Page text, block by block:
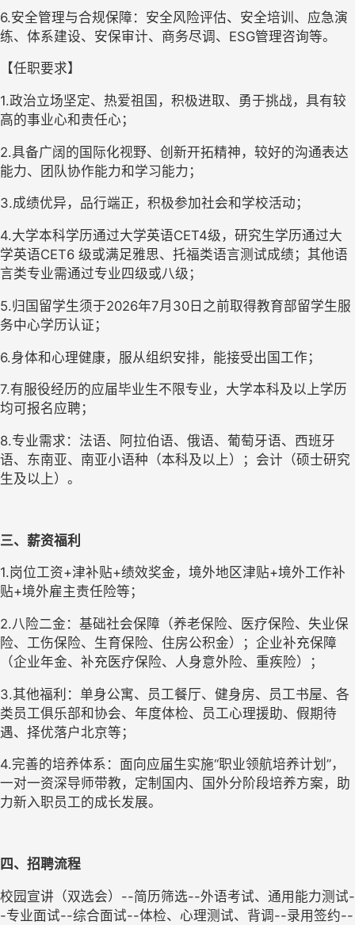
6.安全管理与合规保障：安全风险评估、安全培训、应急演
练、体系建设、安保审计、商务尽调、ESG管理咨询等。
【任职要求】
1.政治立场坚定、热爱祖国，积极进取、勇于挑战，具有较
高的事业心和责任心；
2.具备广阔的国际化视野、创新开拓精神，较好的沟通表达
能力、团队协作能力和学习能力；
3.成绩优异，品行端正，积极参加社会和学校活动；
4.大学本科学历通过大学英语CET4级，研究生学历通过大
学英语CET6 级或满足雅思、托福类语言测试成绩；其他语
言类专业需通过专业四级或八级；
5.归国留学生须于2026年7月30日之前取得教育部留学生服
务中心学历认证；
6.身体和心理健康，服从组织安排，能接受出国工作；
7.有服役经历的应届毕业生不限专业，大学本科及以上学历
均可报名应聘；
8.专业需求：法语、阿拉伯语、俄语、葡萄牙语、西班牙
语、东南亚、南亚小语种（本科及以上）；会计（硕士研究
生及以上）。
三、薪资福利
1.岗位工资+津补贴+绩效奖金，境外地区津贴+境外工作补
贴+境外雇主责任险等；
2.八险二金：基础社会保障（养老保险、医疗保险、失业保
险、工伤保险、生育保险、住房公积金）；企业补充保障
（企业年金、补充医疗保险、人身意外险、重疾险）；
3.其他福利：单身公寓、员工餐厅、健身房、员工书屋、各
类员工俱乐部和协会、年度体检、员工心理援助、假期待
遇、择优落户北京等；
4.完善的培养体系：面向应届生实施“职业领航培养计划”，
一对一资深导师带教，定制国内、国外分阶段培养方案，助
力新入职员工的成长发展。
四、招聘流程
校园宣讲（双选会）--简历筛选--外语考试、通用能力测试-
-专业面试--综合面试--体检、心理测试、背调--录用签约--